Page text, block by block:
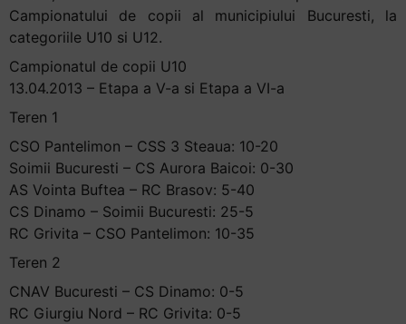
Campionatului de copii al municipiului Bucuresti, la
categoriile U10 si U12.
Campionatul de copii U10
13.04.2013 – Etapa a V-a si Etapa a VI-a
Teren 1
CSO Pantelimon – CSS 3 Steaua: 10-20
Soimii Bucuresti – CS Aurora Baicoi: 0-30
AS Vointa Buftea – RC Brasov: 5-40
CS Dinamo – Soimii Bucuresti: 25-5
RC Grivita – CSO Pantelimon: 10-35
Teren 2
CNAV Bucuresti – CS Dinamo: 0-5
RC Giurgiu Nord – RC Grivita: 0-5